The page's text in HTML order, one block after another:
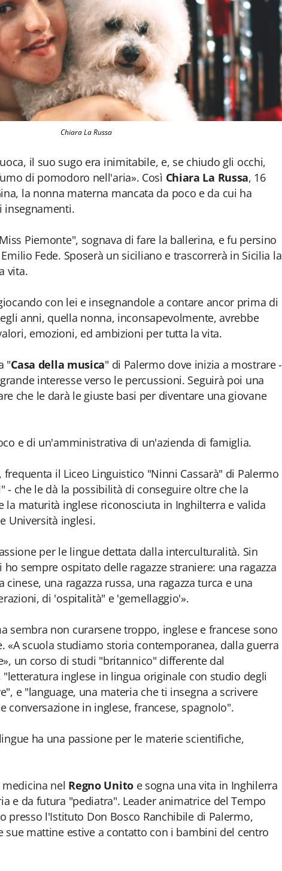
Chiara La Russa
il suo sugo era inimitabile, e, se chiudo gli occhi,
di pomodoro nell'aria». Così Chiara La Russa, 16
la nonna materna mancata da poco e da cui ha
insegnamenti.
Piemonte", sognava di fare la ballerina, e fu persino
Fede. Sposerà un siciliano e trascorrerà in Sicilia la
vita.
con lei e insegnandole a contare ancor prima di
anni, quella nonna, inconsapevolmente, avrebbe
emozioni, ed ambizioni per tutta la vita.
"Casa della musica" di Palermo dove inizia a mostrare -
interesse verso le percussioni. Seguirà poi una
che le darà le giuste basi per diventare una giovane
e di un'amministrativa di un'azienda di famiglia.
frequenta il Liceo Linguistico "Ninni Cassarà" di Palermo
- che le dà la possibilità di conseguire oltre che la
la maturità inglese riconosciuta in Inghilterra e valida
Università inglesi.
per le lingue dettata dalla interculturalità. Sin
sempre ospitato delle ragazze straniere: una ragazza
cinese, una ragazza russa, una ragazza turca e una
di 'ospitalità" e 'gemellaggio'».
sembra non curarsene troppo, inglese e francese sono
«A scuola studiamo storia contemporanea, dalla guerra
un corso di studi "britannico" differente dal
inglese in lingua originale con studio degli
e "language, una materia che ti insegna a scrivere
conversazione in inglese, francese, spagnolo".
ha una passione per le materie scientifiche,
nel Regno Unitoe sogna una vita in Inghilerra
e da futura "pediatra". Leader animatrice del Tempo
presso l'Istituto Don Bosco Ranchibile di Palermo,
sue mattine estive a contatto con i bambini del centro